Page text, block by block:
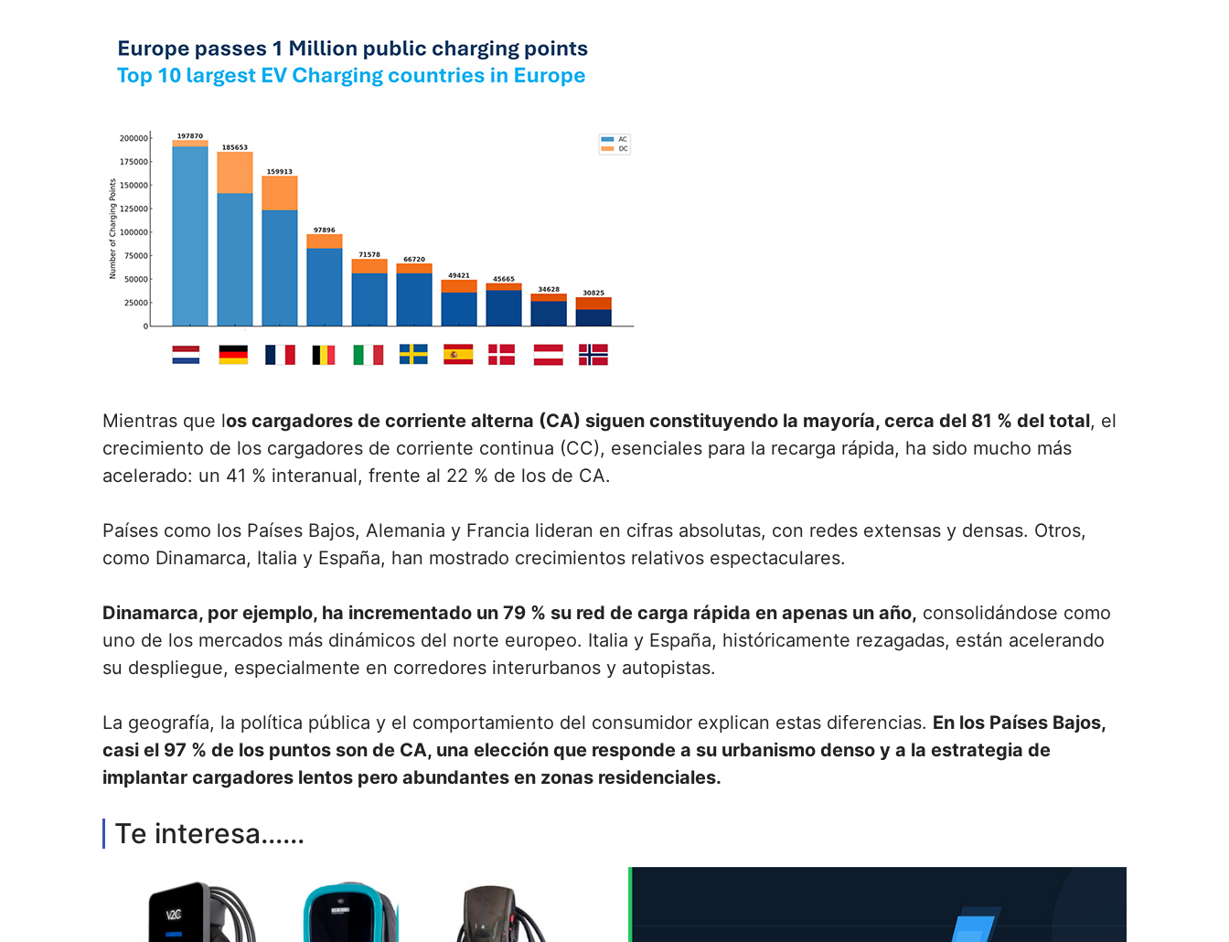
Mientras que los cargadores de corriente alterna (CA) siguen constituyendo la mayoría, cerca del 81 % del total, el
crecimiento de los cargadores de corriente continua (CC), esenciales para la recarga rápida, ha sido mucho más
acelerado: un 41 % interanual, frente al 22 % de los de CA.
Países como los Países Bajos, Alemania y Francia lideran en cifras absolutas, con redes extensas y densas. Otros,
como Dinamarca, Italia y España, han mostrado crecimientos relativos espectaculares.
Dinamarca, por ejemplo, ha incrementado un 79 % su red de carga rápida en apenas un año, consolidándose como
uno de los mercados más dinámicos del norte europeo. Italia y España, históricamente rezagadas, están acelerando
su despliegue, especialmente en corredores interurbanos y autopistas.
La geografía, la política pública y el comportamiento del consumidor explican estas diferencias. En los Países Bajos,
casi el 97 % de los puntos son de CA, una elección que responde a su urbanismo denso y a la estrategia de
implantar cargadores lentos pero abundantes en zonas residenciales.
Te interesa......